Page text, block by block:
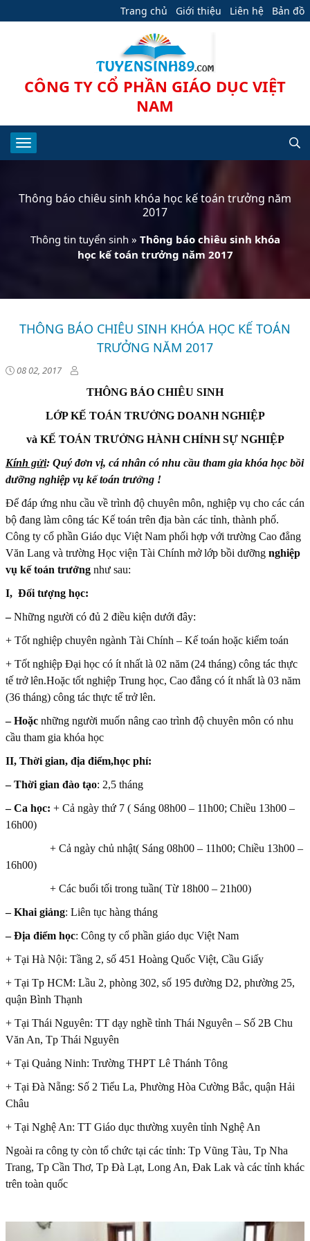
Trang chủ Giới thiệu Liên hệ Bản đồ
CÔNG TY CỔ PHẦN GIÁO DỤC VIỆT
NAM
Thông báo chiêu sinh khóa học kế toán trưởng năm
2017
Thông tin tuyển sinh » Thông báo chiêu sinh khóa
học kế toán trưởng năm 2017
THÔNG BÁO CHIÊU SINH KHÓA HỌC KẾ TOÁN
TRƯỞNG NĂM 2017
08 02, 2017
THÔNG BÁO CHIÊU SINH
LỚP KẾ TOÁN TRƯỞNG DOANH NGHIỆP
và KẾ TOÁN TRƯỞNG HÀNH CHÍNH SỰ NGHIỆP
Kính gửi: Quý đơn vị, cá nhân có nhu cầu tham gia khóa học bồi
dưỡng nghiệp vụ kế toán trưởng !
Để đáp ứng nhu cầu về trình độ chuyên môn, nghiệp vụ cho các cán
bộ đang làm công tác Kế toán trên địa bàn các tỉnh, thành phố.
Công ty cổ phần Giáo dục Việt Nam phối hợp với trường Cao đẳng
Văn Lang và trường Học viện Tài Chính mở lớp bồi dưỡng nghiệp
vụ kế toán trưởng như sau:
I, Đối tượng học:
–Những người có đủ 2 điều kiện dưới đây:
+ Tốt nghiệp chuyên ngành Tài Chính – Kế toán hoặc kiểm toán
+ Tốt nghiệp Đại học có ít nhất là 02 năm (24 tháng) công tác thực
tế trở lên.Hoặc tốt nghiệp Trung học, Cao đẳng có ít nhất là 03 năm
(36 tháng) công tác thực tế trở lên.
– Hoặc những người muốn nâng cao trình độ chuyên môn có nhu
cầu tham gia khóa học
II, Thời gian, địa điểm,học phí:
– Thời gian đào tạo: 2,5 tháng
– Ca học: + Cả ngày thứ 7 ( Sáng 08h00 – 11h00; Chiều 13h00 –
16h00)
+ Cả ngày chủ nhật( Sáng 08h00 – 11h00; Chiều 13h00 –
16h00)
+ Các buổi tối trong tuần( Từ 18h00 – 21h00)
– Khai giảng: Liên tục hàng tháng
– Địa điểm học: Công ty cổ phần giáo dục Việt Nam
+ Tại Hà Nội: Tầng 2, số 451 Hoàng Quốc Việt, Cầu Giấy
+ Tại Tp HCM: Lầu 2, phòng 302, số 195 đường D2, phường 25,
quận Bình Thạnh
+ Tại Thái Nguyên: TT dạy nghề tỉnh Thái Nguyên – Số 2B Chu
Văn An, Tp Thái Nguyên
+ Tại Quảng Ninh: Trường THPT Lê Thánh Tông
+ Tại Đà Nẵng: Số 2 Tiểu La, Phường Hòa Cường Bắc, quận Hải
Châu
+ Tại Nghệ An: TT Giáo dục thường xuyên tỉnh Nghệ An
Ngoài ra công ty còn tổ chức tại các tỉnh: Tp Vũng Tàu, Tp Nha
Trang, Tp Cần Thơ, Tp Đà Lạt, Long An, Đak Lak và các tỉnh khác
trên toàn quốc